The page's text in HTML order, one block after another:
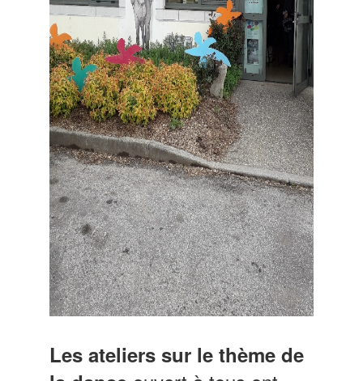
Les ateliers sur le thème de